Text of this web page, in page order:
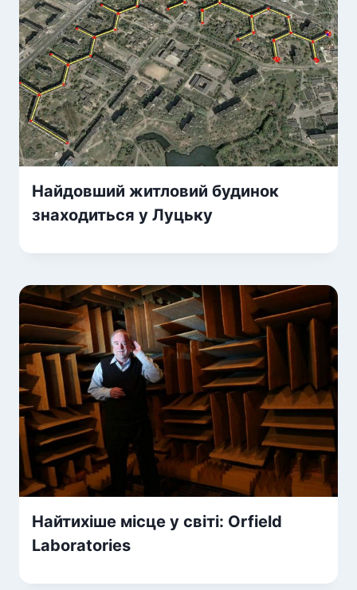
Найдовший житловий будинок
знаходиться у Луцьку
Найтихіше місце у світі: Orfield
Laboratories